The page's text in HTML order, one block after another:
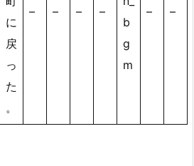
に
戻
っ
た
。
– – – –
b
g
m
– –